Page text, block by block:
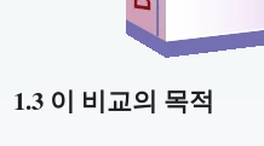
1.3 이 비교의 목적